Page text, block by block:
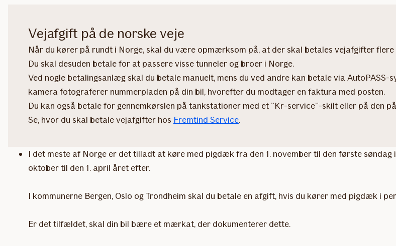
Vejafgift på de norske veje
Når du kører på rundt i Norge, skal du være opmærksom på, at der skal betales vejafgifter flere
Du skal desuden betale for at passere visse tunneler og broer i Norge.
Ved nogle betalingsanlæg skal du betale manuelt, mens du ved andre kan betale via
kamera fotograferer nummerpladen på din bil, hvorefter du modtager en faktura med posten.
Du kan også betale for gennemkørslen på tankstationer med et ”Kr-service”-skilt eller på den
Se, hvor du skal betale vejafgifter hos Fremtind Service.
I det meste af Norge er det tilladt at køre med pigdæk fra den 1. november til den første
oktober til den 1. april året efter.
I kommunerne Bergen, Oslo og Trondheim skal du betale en afgift, hvis du kører med pigdæk i
Er det tilfældet, skal din bil bære et mærkat, der dokumenterer dette.